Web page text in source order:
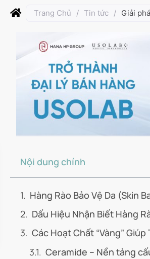
Trang Chủ / Tin tức / Giải
Nội dung chính
Hàng Rào Bảo Vệ Da (Skin
Dấu Hiệu Nhận Biết Hàng
Các Hoạt Chất “Vàng”
Ceramide – Nền tảng